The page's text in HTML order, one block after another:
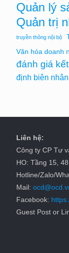
Quản lý
Quản trị
truyền thông nội bộ
Văn hóa doanh
đánh giá
định biên
Liên hệ:
Công ty CP Tư
HO: Tầng 15,
Hotline/Zalo/
Mail:
Facebook:
Guest Post or